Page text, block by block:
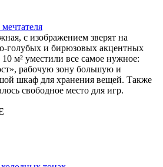
с изображением зверят на
голубых и бирюзовых акцентных
м² уместили все самое нужное:
рабочую зону большую и
шкаф для хранения вещей. Также
свободное место для игр.